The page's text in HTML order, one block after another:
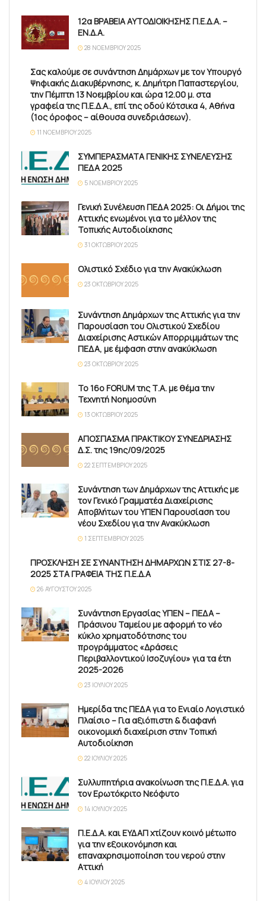
12α ΒΡΑΒΕΙΑ ΑΥΤΟΔΙΟΙΚΗΣΗΣ Π.Ε.Δ.Α. –
ΕΝ.Δ.Α.
28 ΝΟΕΜΒΡΊΟΥ 2025
Σας καλούμε σε συνάντηση Δημάρχων με τον Υπουργό
Ψηφιακής Διακυβέρνησης, κ. Δημήτρη Παπαστεργίου,
την Πέμπτη 13 Νοεμβρίου και ώρα 12.00 μ. στα
γραφεία της Π.Ε.Δ.Α., επί της οδού Κότσικα 4, Αθήνα
(1ος όροφος – αίθουσα συνεδριάσεων).
11 ΝΟΕΜΒΡΊΟΥ 2025
ΣΥΜΠΕΡΑΣΜΑΤΑ ΓΕΝΙΚΗΣ ΣΥΝΕΛΕΥΣΗΣ
ΠΕΔΑ 2025
5 ΝΟΕΜΒΡΊΟΥ 2025
Γενική Συνέλευση ΠΕΔΑ 2025: Οι Δήμοι της
Αττικής ενωμένοι για το μέλλον της
Τοπικής Αυτοδιοίκησης
31 ΟΚΤΩΒΡΊΟΥ 2025
Ολιστικό Σχέδιο για την Ανακύκλωση
23 ΟΚΤΩΒΡΊΟΥ 2025
Συνάντηση Δημάρχων της Αττικής για την
Παρουσίαση του Ολιστικού Σχεδίου
Διαχείρισης Αστικών Απορριμμάτων της
ΠΕΔΑ, με έμφαση στην ανακύκλωση
23 ΟΚΤΩΒΡΊΟΥ 2025
Το 16ο FORUM της Τ.Α. με θέμα την
Τεχνητή Νοημοσύνη
13 ΟΚΤΩΒΡΊΟΥ 2025
ΑΠΟΣΠΑΣΜΑ ΠΡΑΚΤΙΚΟΥ ΣΥΝΕΔΡΙΑΣΗΣ
Δ.Σ. της 19ης/09/2025
22 ΣΕΠΤΕΜΒΡΊΟΥ 2025
Συνάντηση των Δημάρχων της Αττικής με
τον Γενικό Γραμματέα Διαχείρισης
Αποβλήτων του ΥΠΕΝ Παρουσίαση του
νέου Σχεδίου για την Ανακύκλωση
1 ΣΕΠΤΕΜΒΡΊΟΥ 2025
ΠΡΟΣΚΛΗΣΗ ΣΕ ΣΥΝΑΝΤΗΣΗ ΔΗΜΑΡΧΩΝ ΣΤΙΣ 27-8-
2025 ΣΤΑ ΓΡΑΦΕΙΑ ΤΗΣ Π.Ε.Δ.Α
26 ΑΥΓΟΎΣΤΟΥ 2025
Συνάντηση Εργασίας ΥΠΕΝ – ΠΕΔΑ –
Πράσινου Ταμείου με αφορμή το νέο
κύκλο χρηματοδότησης του
προγράμματος «Δράσεις
Περιβαλλοντικού Ισοζυγίου» για τα έτη
2025-2026
23 ΙΟΥΛΊΟΥ 2025
Ημερίδα της ΠΕΔΑ για το Ενιαίο Λογιστικό
Πλαίσιο – Για αξιόπιστη & διαφανή
οικονομική διαχείριση στην Τοπική
Αυτοδιοίκηση
22 ΙΟΥΛΊΟΥ 2025
Συλλυπητήρια ανακοίνωση της Π.Ε.Δ.Α. για
τον Ερωτόκριτο Νεόφυτο
14 ΙΟΥΛΊΟΥ 2025
Π.Ε.Δ.Α. και ΕΥΔΑΠ χτίζουν κοινό μέτωπο
για την εξοικονόμηση και
επαναχρησιμοποίηση του νερού στην
Αττική
4 ΙΟΥΛΊΟΥ 2025